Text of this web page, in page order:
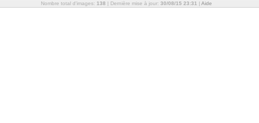
Nombre total d'images: 138 | Dernière mise à jour: 30/08/15 23:31 | Aide